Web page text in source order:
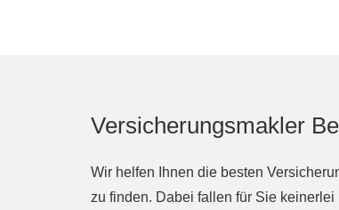
Versicherungsmakler
Wir helfen Ihnen die besten
zu finden. Dabei fallen für Sie keinerlei